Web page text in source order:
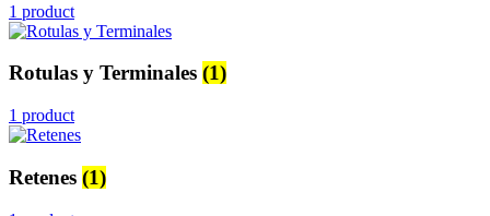
1 product
Rotulas y Terminales (1)
1 product
Retenes (1)